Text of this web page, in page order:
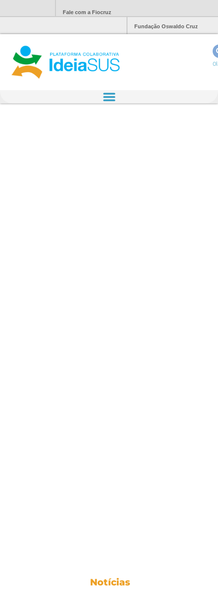
Fale com a Fiocruz
Fundação Oswaldo Cruz
Notícias